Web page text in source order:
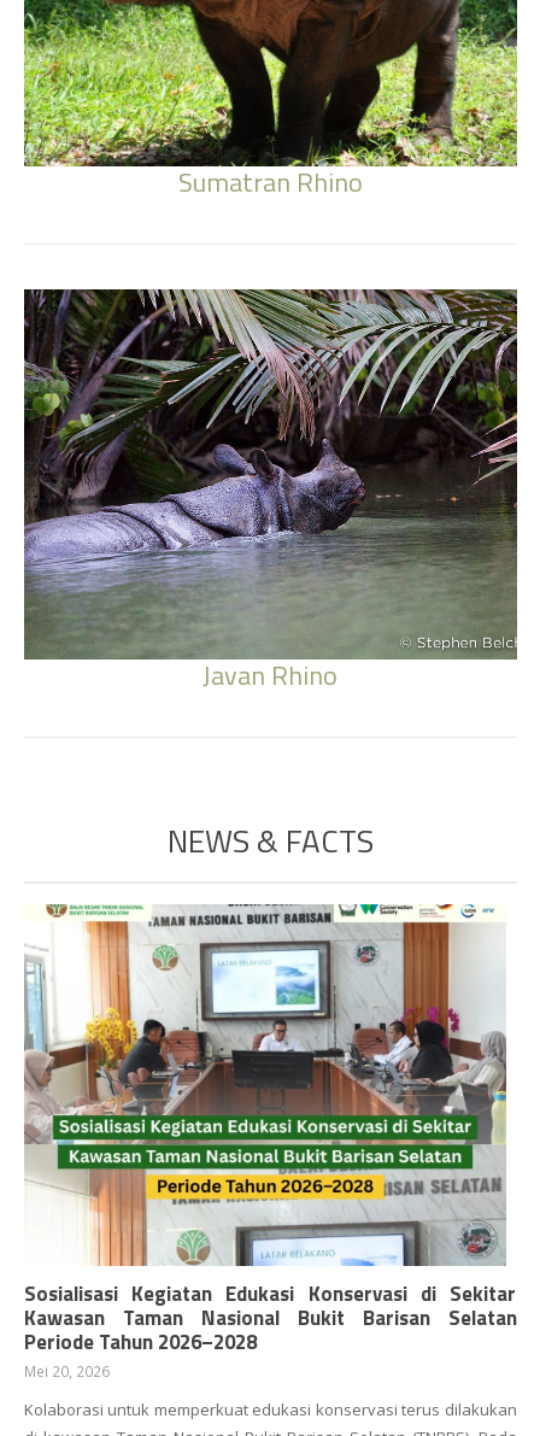
Sumatran Rhino
Javan Rhino
NEWS & FACTS
Sosialisasi Kegiatan Edukasi Konservasi di Sekitar
Kawasan Taman Nasional Bukit Barisan Selatan
Periode Tahun 2026–2028
Mei 20, 2026
Kolaborasi untuk memperkuat edukasi konservasi terus dilakukan